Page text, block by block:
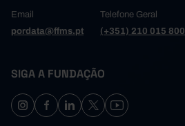
Email
pordata@ffms.pt
Telefone Geral
(+351) 210 015 800
SIGA A FUNDAÇÃO